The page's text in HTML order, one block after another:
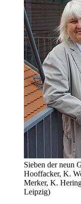
Sieben der neun
Hooffacker, K.
Merker, K.
Leipzig)